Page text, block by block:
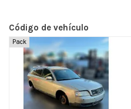
Código de vehículo
Pack